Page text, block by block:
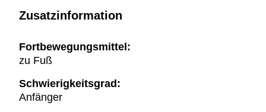
Zusatzinformation
Fortbewegungsmittel:
zu Fuß
Schwierigkeitsgrad:
Anfänger